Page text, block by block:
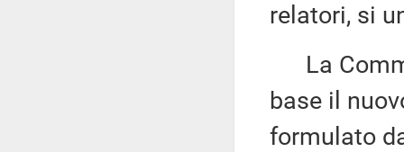
relatori, si
La
base il
formulato